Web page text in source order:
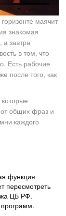
маячит
знакомая
а завтра
в том, что
Есть рабочие
после того, как
общих фраз и
каждого
функция
пересмотреть
ЦБ РФ.